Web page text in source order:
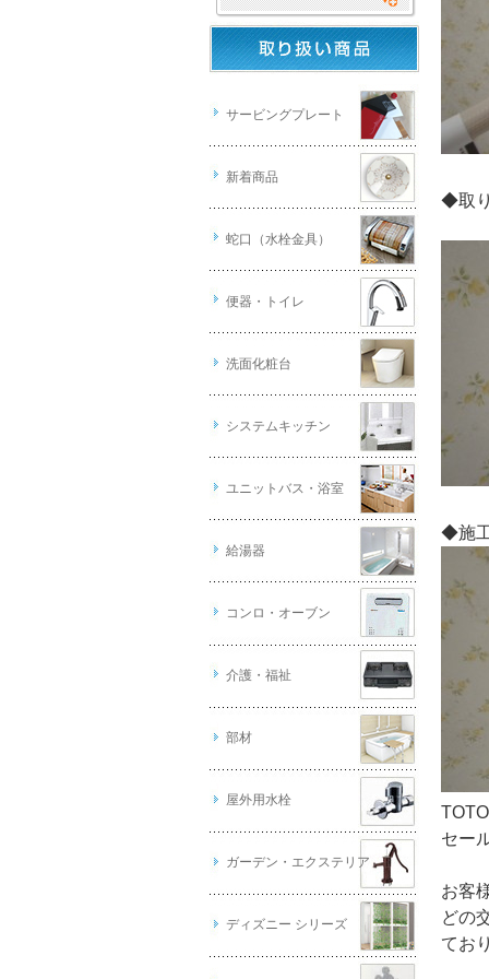
サービングプレート
新着商品
蛇口（水栓金具）
便器・トイレ
洗面化粧台
システムキッチン
ユニットバス・浴室
給湯器
コンロ・オーブン
介護・福祉
部材
屋外用水栓
ガーデン・エクステリア
ディズニー シリーズ
◆取
◆施
セー
お客
どの
てお